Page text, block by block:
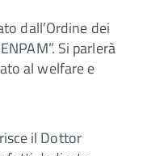
dall’Ordine dei
Si parlerà
al welfare e
il Dottor